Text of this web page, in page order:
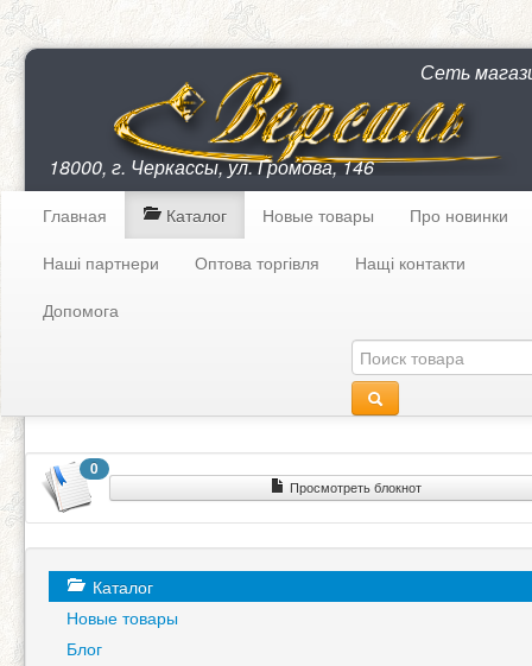
Сеть
18000, г. Черкассы, ул. Громова, 146
Главная Каталог Новые товары
Про новинки
Наші партнери
Оптова торгівля
Нащі контакти
Допомога
0
Просмотреть блокнот
Каталог
Новые товары
Блог